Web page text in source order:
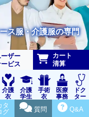
ス服・介護服の専門
ザー
ビス
カート
清算
介護
衣
介護
学生
実習
衣
手術
衣
医療
事務
受付
ドク
ター
ア
Q&A
質問
タ
グ